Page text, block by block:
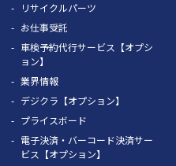
リサイクルパーツ
お仕事受託
車検予約代行サービス【オプシ
ョン】
業界情報
デジクラ【オプション】
プライスボード
電子決済・バーコード決済サー
ビス【オプション】